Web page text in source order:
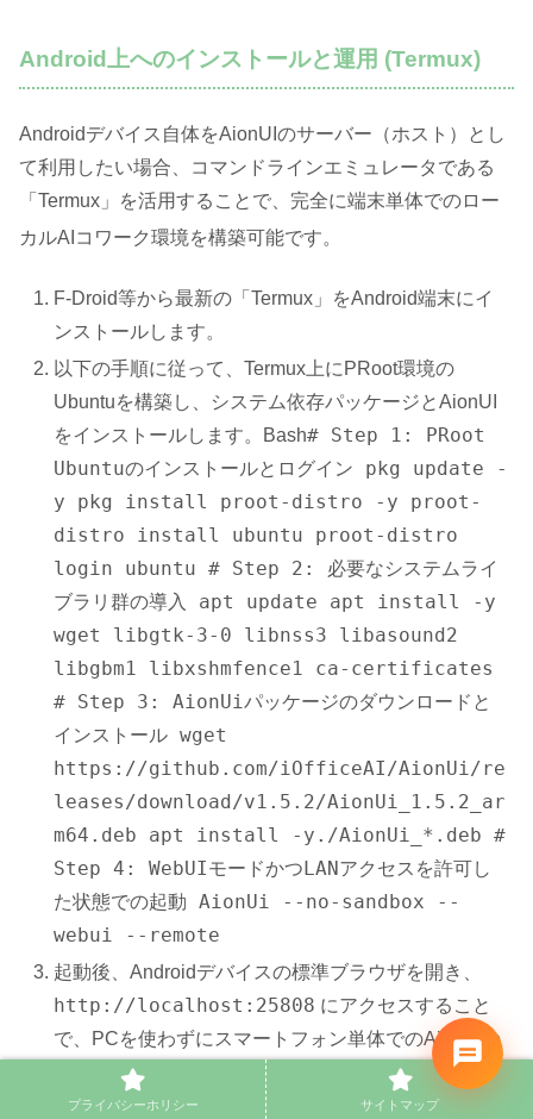
Android上へのインストールと運用 (Termux)
Androidデバイス自体をAionUIのサーバー（ホスト）とし
て利用したい場合、コマンドラインエミュレータである
「Termux」を活用することで、完全に端末単体でのロー
カルAIコワーク環境を構築可能です。
F-Droid等から最新の「Termux」をAndroid端末にイ
ンストールします。
以下の手順に従って、Termux上にPRoot環境の
Ubuntuを構築し、システム依存パッケージとAionUI
をインストールします。Bash# Step 1: PRoot
Ubuntuのインストールとログイン pkg update -
y pkg install proot-distro -y proot-
distro install ubuntu proot-distro
login ubuntu # Step 2: 必要なシステムライ
ブラリ群の導入 apt update apt install -y
wget libgtk-3-0 libnss3 libasound2
libgbm1 libxshmfence1 ca-certificates
# Step 3: AionUiパッケージのダウンロードと
インストール wget
https://github.com/iOfficeAI/AionUi/re
leases/download/v1.5.2/AionUi_1.5.2_ar
m64.deb apt install -y./AionUi_*.deb #
Step 4: WebUIモードかつLANアクセスを許可し
た状態での起動 AionUi --no-sandbox --
webui --remote
起動後、Androidデバイスの標準ブラウザを開き、
http://localhost:25808 にアクセスすること
で、PCを使わずにスマートフォン単体でのAionUIの
全機能の活用が可能になります。
プライバシーホリシー サイトマップ